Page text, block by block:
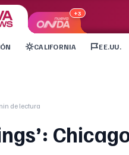
+3
CALIFORNIA EE.UU.
de lectura